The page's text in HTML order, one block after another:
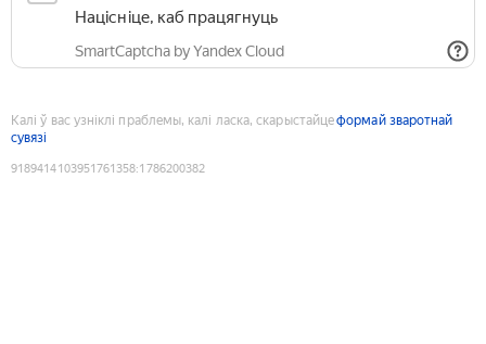
Націсніце, каб працягнуць
SmartCaptcha by Yandex Cloud
Калі ў вас узніклі праблемы, калі ласка, скарыстайцеформай зваротнай
сувязі
9189414103951761358:1786200382